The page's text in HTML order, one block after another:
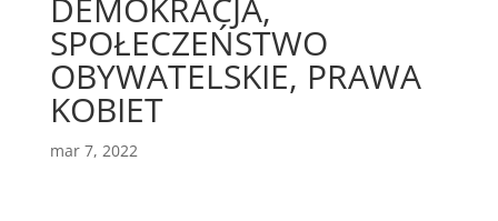
DEMOKRACJA,
SPOŁECZEŃSTWO
OBYWATELSKIE, PRAWA
KOBIET
mar 7, 2022